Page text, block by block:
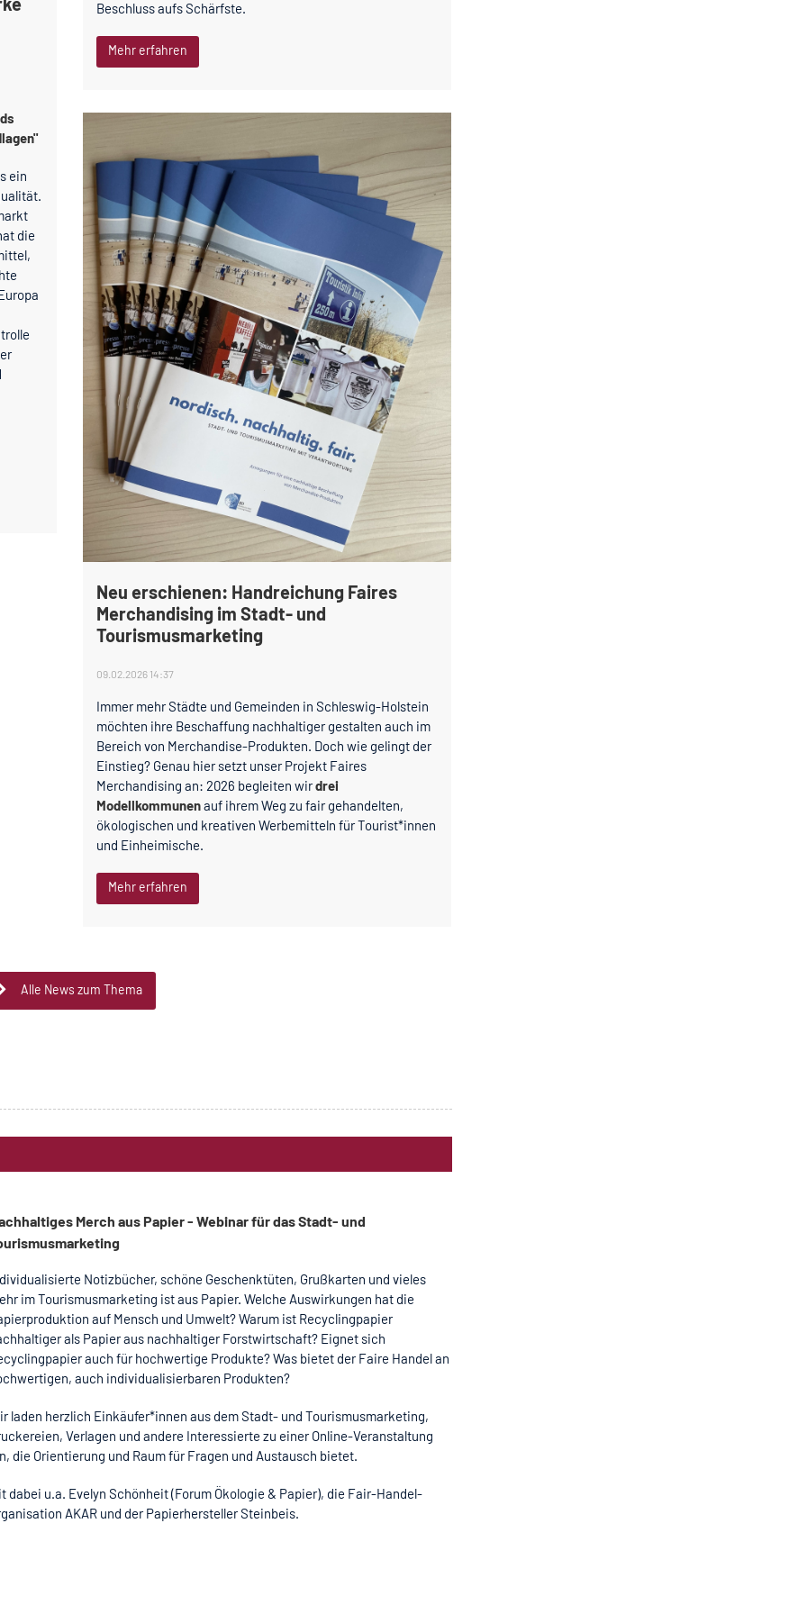
Beschluss aufs Schärfste.
Mehr erfahren
ein
die
Neu erschienen: Handreichung Faires
Merchandising im Stadt- und
Tourismusmarketing
09.02.2026 14:37
Immer mehr Städte und Gemeinden in Schleswig-Holstein
möchten ihre Beschaffung nachhaltiger gestalten auch im
Bereich von Merchandise-Produkten. Doch wie gelingt der
Einstieg? Genau hier setzt unser Projekt Faires
Merchandising an: 2026 begleiten wirdrei
Modellkommunenauf ihrem Weg zu fair gehandelten,
ökologischen und kreativen Werbemitteln für Tourist*innen
und Einheimische.
Mehr erfahren
Alle News zum Thema
Merch aus Papier - Webinar für das Stadt- und
Notizbücher, schöne Geschenktüten, Grußkarten und vieles
im Tourismusmarketing ist aus Papier. Welche Auswirkungen hat die
auf Mensch und Umwelt? Warum ist Recyclingpapier
als Papier aus nachhaltiger Forstwirtschaft? Eignet sich
auch für hochwertige Produkte? Was bietet der Faire Handel an
auch individualisierbaren Produkten?
laden herzlich Einkäufer*innen aus dem Stadt- und Tourismusmarketing,
Verlagen und andere Interessierte zu einer Online-Veranstaltung
die Orientierung und Raum für Fragen und Austausch bietet.
dabei u.a. Evelyn Schönheit (Forum Ökologie & Papier), die Fair-Handel-
AKAR und der Papierhersteller Steinbeis.